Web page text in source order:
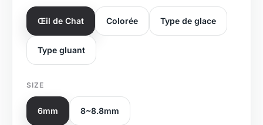
Œil de Chat Colorée Type de glace
Type gluant
SIZE
6mm 8~8.8mm